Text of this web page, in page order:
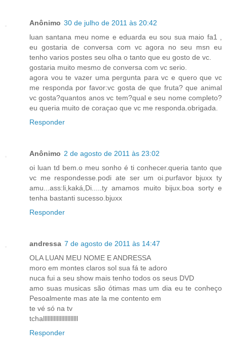
Anônimo 30 de julho de 2011 às 20:42
luan santana meu nome e eduarda eu sou sua maio fa1 ,
eu gostaria de conversa com vc agora no seu msn eu
tenho varios postes seu olha o tanto que eu gosto de vc.
gostaria muito mesmo de conversa com vc serio.
agora vou te vazer uma pergunta para vc e quero que vc
me responda por favor:vc gosta de que fruta? que animal
vc gosta?quantos anos vc tem?qual e seu nome completo?
eu queria muito de coraçao que vc me responda.obrigada.
Responder
Anônimo 2 de agosto de 2011 às 23:02
oi luan td bem.o meu sonho é ti conhecer.queria tanto que
vc me respondesse.podi ate ser um oi.purfavor bjuxx ty
amu...ass:li,kaká,Di.....ty amamos muito bijux.boa sorty e
tenha bastanti sucesso.bjuxx
Responder
andressa 7 de agosto de 2011 às 14:47
OLA LUAN MEU NOME E ANDRESSA
moro em montes claros sol sua fá te adoro
nuca fui a seu show mais tenho todos os seus DVD
amo suas musicas são ótimas mas um dia eu te conheço
Pesoalmente mas ate la me contento em
te vé só na tv
tchalllllllllllllllllllllll
Responder